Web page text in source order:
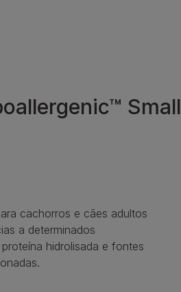
Small
cachorros e cães adultos
a determinados
hidrolisada e fontes